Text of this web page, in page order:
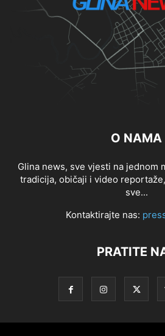
O NAMA
Glina news, sve vjesti na jednom
tradicija, običaji i video
sve...
Kontaktirajte nas:
PRATITE